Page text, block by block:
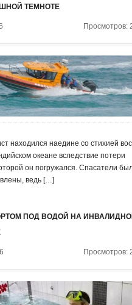
ТЕМНОТЕ
Просмотров:
находился наедине со стихией
океане вследствие потери
он погружался. Спасатели
ведь […]
ПОД ВОДОЙ НА
Просмотров: